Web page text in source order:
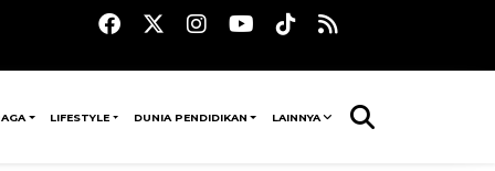
LIFESTYLE DUNIA PENDIDIKAN LAINNYA